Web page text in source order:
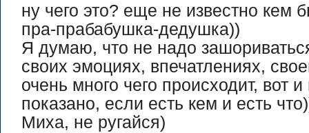
ну чего это? еще не известно кем
пра-прабабушка-дедушка))
Я думаю, что не надо
своих эмоциях, впечатлениях,
очень много чего происходит, вот
показано, если есть кем и есть
Миха, не ругайся)